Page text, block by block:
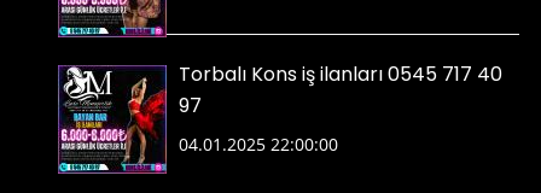
Torbalı Kons iş ilanları 0545 717 40
97
04.01.2025 22:00:00